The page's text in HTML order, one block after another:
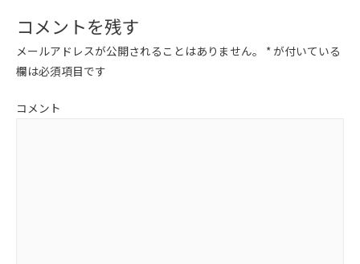
コメントを残す
メールアドレスが公開されることはありません。 * が付いている
欄は必須項目です
コメント